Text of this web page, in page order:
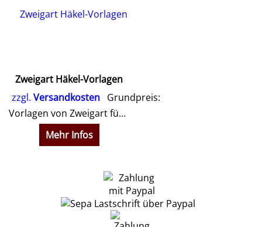
Zweigart Häkel-Vorlagen
zzgl.Versandkosten Grundpreis:
Vorlagen von Zweigart für verschiedene Häkelarbeiten
Mehr Infos